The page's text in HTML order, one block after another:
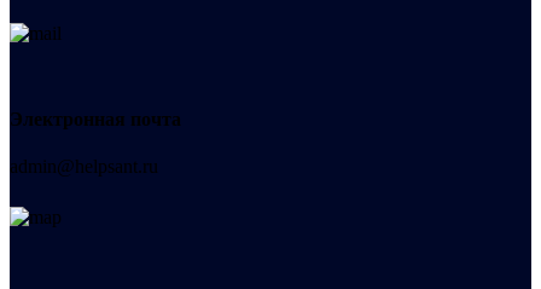
Электронная почта
admin@helpsant.ru